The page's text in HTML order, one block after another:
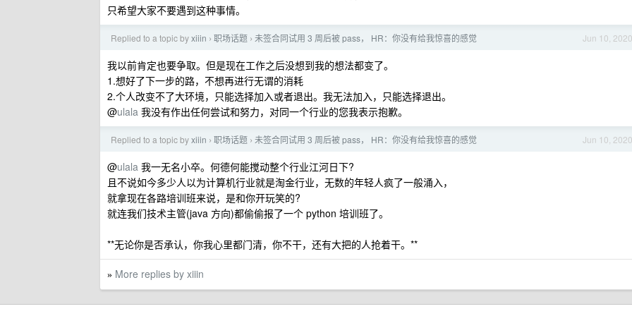
只希望大家不要遇到这种事情。
Jun 10, 2020
Replied to a topic byxiiin › 职场话题 › 未签合同试用 3 周后被 pass， HR：你没有给我惊喜的感觉
我以前肯定也要争取。但是现在工作之后没想到我的想法都变了。
1.想好了下一步的路，不想再进行无谓的消耗
2.个人改变不了大环境，只能选择加入或者退出。我无法加入，只能选择退出。
@ulala 我没有作出任何尝试和努力，对同一个行业的您我表示抱歉。
Jun 10, 2020
Replied to a topic byxiiin › 职场话题 › 未签合同试用 3 周后被 pass， HR：你没有给我惊喜的感觉
@ulala 我一无名小卒。何德何能搅动整个行业江河日下?
且不说如今多少人以为计算机行业就是淘金行业，无数的年轻人疯了一般涌入，
就拿现在各路培训班来说，是和你开玩笑的?
就连我们技术主管(java 方向)都偷偷报了一个 python 培训班了。
**无论你是否承认，你我心里都门清，你不干，还有大把的人抢着干。**
» More replies by xiiin